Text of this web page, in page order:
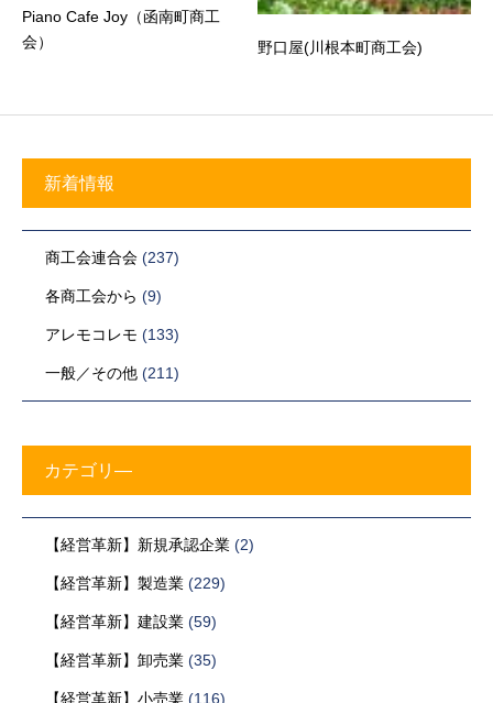
Piano Cafe Joy（函南町商工
会）
野口屋(川根本町商工会)
新着情報
商工会連合会 (237)
各商工会から (9)
アレモコレモ (133)
一般／その他 (211)
カテゴリ―
【経営革新】新規承認企業 (2)
【経営革新】製造業 (229)
【経営革新】建設業 (59)
【経営革新】卸売業 (35)
【経営革新】小売業 (116)